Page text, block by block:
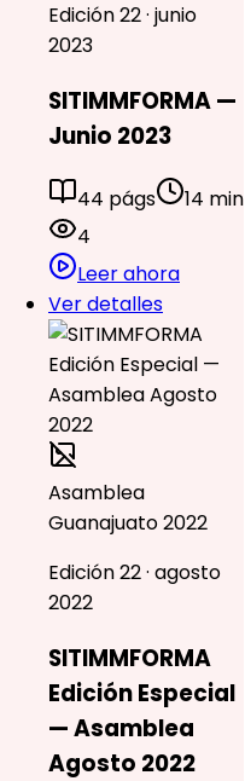
Edición 22 · junio
2023
SITIMMFORMA —
Junio 2023
44 págs
14 min
4
Leer ahora
Ver detalles
Asamblea
Guanajuato 2022
Edición 22 · agosto
2022
SITIMMFORMA
Edición Especial
— Asamblea
Agosto 2022